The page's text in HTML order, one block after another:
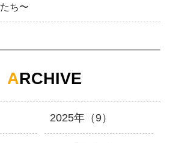
たち〜
ARCHIVE
2025年（9）